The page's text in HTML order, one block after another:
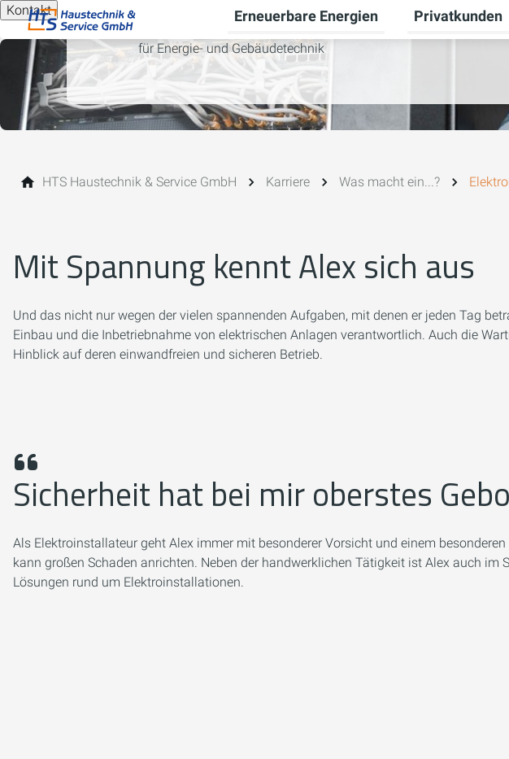
Kontakt Erneuerbare Energien
Untermenü für
Privatkunden
für Energie- und Gebäudetechnik
HTS Haustechnik & Service GmbH Karriere Was macht ein...?
Mit Spannung kennt Alex sich aus
Und das nicht nur wegen der vielen spannenden Aufgaben, mit denen er jeden Tag
Einbau und die Inbetriebnahme von elektrischen Anlagen verantwortlich. Auch die
Hinblick auf deren einwandfreien und sicheren Betrieb.
Sicherheit hat bei mir oberstes
Als Elektroinstallateur geht Alex immer mit besonderer Vorsicht und einem
kann großen Schaden anrichten. Neben der handwerklichen Tätigkeit ist Alex auch
Lösungen rund um Elektroinstallationen.